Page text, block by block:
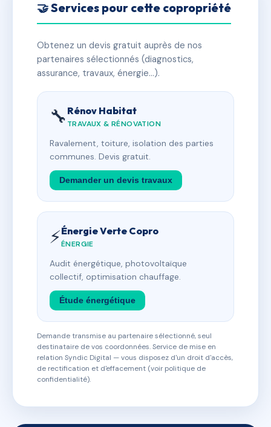
🤝 Services pour cette copropriété
Obtenez un devis gratuit auprès de nos
partenaires sélectionnés (diagnostics,
assurance, travaux, énergie…).
🔧 Rénov Habitat
TRAVAUX & RÉNOVATION
Ravalement, toiture, isolation des parties
communes. Devis gratuit.
Demander un devis travaux
⚡Énergie Verte Copro
ÉNERGIE
Audit énergétique, photovoltaïque
collectif, optimisation chauffage.
Étude énergétique
Demande transmise au partenaire sélectionné, seul
destinataire de vos coordonnées. Service de mise en
relation Syndic Digital — vous disposez d'un droit d'accès,
de rectification et d'effacement (voir politique de
confidentialité).